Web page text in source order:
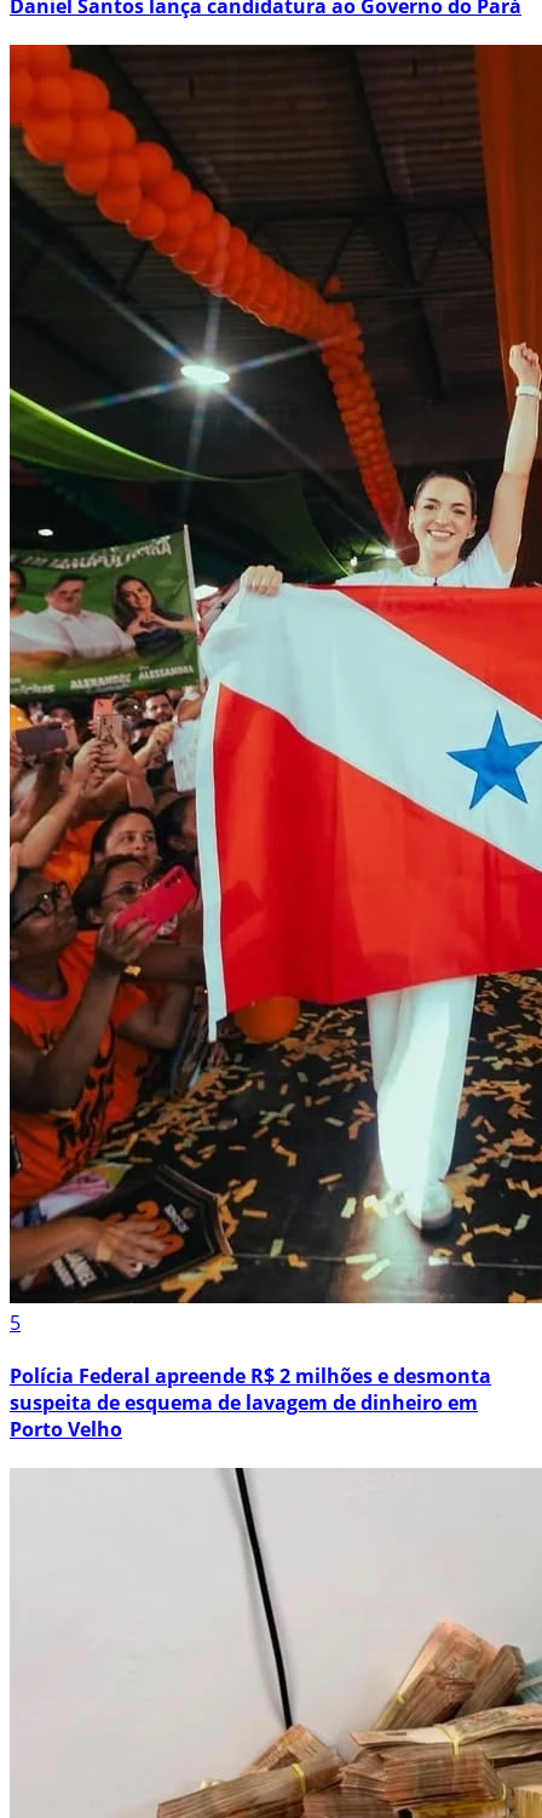
Daniel Santos lança candidatura ao Governo do Pará
5
Polícia Federal apreende R$ 2 milhões e desmonta
suspeita de esquema de lavagem de dinheiro em
Porto Velho